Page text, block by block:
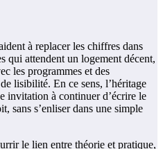
à replacer les chiffres dans
qui attendent un logement décent,
les programmes et des
lisibilité. En ce sens, l’héritage
invitation à continuer d’écrire le
sans s’enliser dans une simple
le lien entre théorie et pratique,